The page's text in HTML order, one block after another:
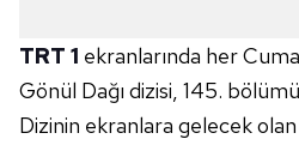
TRT 1 ekranlarında her
Gönül Dağı dizisi, 145.
Dizinin ekranlara gelecek